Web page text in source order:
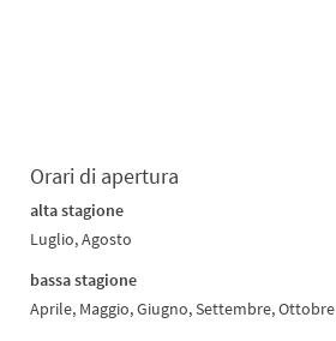
Orari di apertura
alta stagione
Luglio, Agosto
bassa stagione
Aprile, Maggio, Giugno, Settembre, Ottobre